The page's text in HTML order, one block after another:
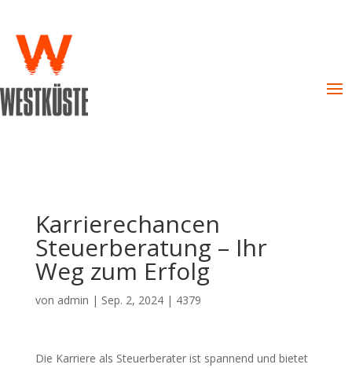
Karrierechancen
Steuerberatung – Ihr
Weg zum Erfolg
von admin | Sep. 2, 2024| 4379
Die Karriere als Steuerberater ist spannend und bietet